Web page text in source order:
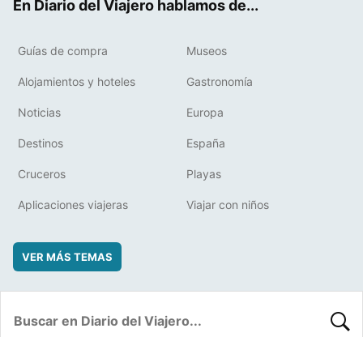
En Diario del Viajero hablamos de...
Guías de compra Museos
Alojamientos y hoteles Gastronomía
Noticias Europa
Destinos España
Cruceros Playas
Aplicaciones viajeras Viajar con niños
VER MÁS TEMAS